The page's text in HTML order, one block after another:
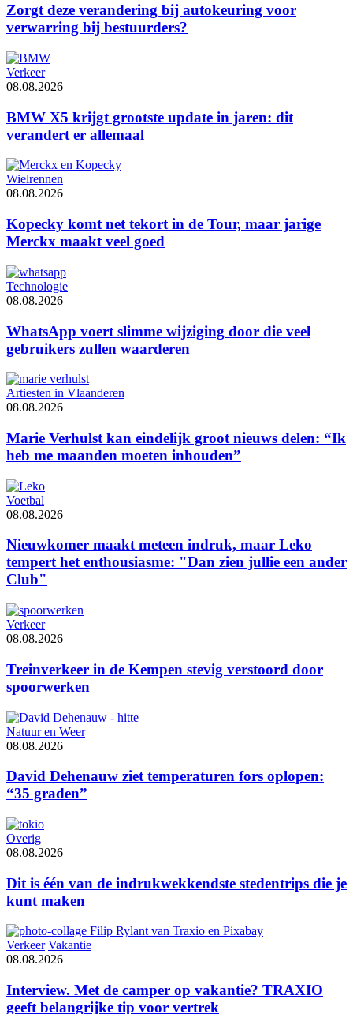
Zorgt deze verandering bij autokeuring voor
verwarring bij bestuurders?
Verkeer
08.08.2026
BMW X5 krijgt grootste update in jaren: dit
verandert er allemaal
Wielrennen
08.08.2026
Kopecky komt net tekort in de Tour, maar jarige
Merckx maakt veel goed
Technologie
08.08.2026
WhatsApp voert slimme wijziging door die veel
gebruikers zullen waarderen
Artiesten in Vlaanderen
08.08.2026
Marie Verhulst kan eindelijk groot nieuws delen: “Ik
heb me maanden moeten inhouden”
Voetbal
08.08.2026
Nieuwkomer maakt meteen indruk, maar Leko
tempert het enthousiasme: "Dan zien jullie een ander
Club"
Verkeer
08.08.2026
Treinverkeer in de Kempen stevig verstoord door
spoorwerken
Natuur en Weer
08.08.2026
David Dehenauw ziet temperaturen fors oplopen:
“35 graden”
Overig
08.08.2026
Dit is één van de indrukwekkendste stedentrips die je
kunt maken
Verkeer Vakantie
08.08.2026
Interview. Met de camper op vakantie? TRAXIO
geeft belangrijke tip voor vertrek